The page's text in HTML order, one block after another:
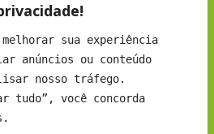
melhorar sua experiência
anúncios ou conteúdo
nosso tráfego.
tudo”, você concorda
por Profissionais
por Empresas
do CRMV-MS